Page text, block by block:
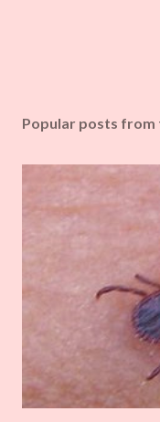
Popular posts from